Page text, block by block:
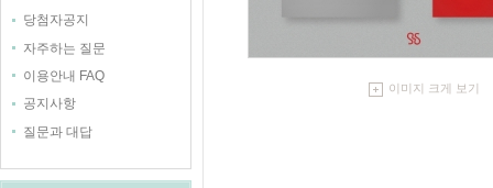
당첨자공지
자주하는 질문
이용안내 FAQ
공지사항
질문과 대답
이미지 크게 보기